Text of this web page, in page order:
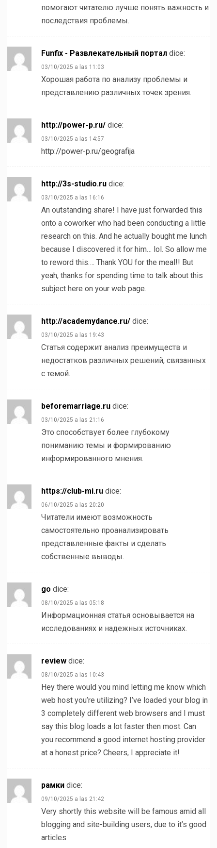
помогают читателю лучше понять важность и
последствия проблемы.
Funfix - Развлекательный портал dice:
03/10/2025 a las 11:03
Хорошая работа по анализу проблемы и
представлению различных точек зрения.
http://power-p.ru/ dice:
03/10/2025 a las 14:57
http://power-p.ru/geografija
http://3s-studio.ru dice:
03/10/2025 a las 16:16
An outstanding share! I have just forwarded this
onto a coworker who had been conducting a little
research on this. And he actually bought me lunch
because I discovered it for him… lol. So allow me
to reword this…. Thank YOU for the meal!! But
yeah, thanks for spending time to talk about this
subject here on your web page.
http://academydance.ru/ dice:
03/10/2025 a las 19:43
Статья содержит анализ преимуществ и
недостатков различных решений, связанных
с темой.
beforemarriage.ru dice:
03/10/2025 a las 21:16
Это способствует более глубокому
пониманию темы и формированию
информированного мнения.
https://club-mi.ru dice:
06/10/2025 a las 20:20
Читатели имеют возможность
самостоятельно проанализировать
представленные факты и сделать
собственные выводы.
go dice:
08/10/2025 a las 05:18
Информационная статья основывается на
исследованиях и надежных источниках.
review dice:
08/10/2025 a las 10:43
Hey there would you mind letting me know which
web host you’re utilizing? I’ve loaded your blog in
3 completely different web browsers and I must
say this blog loads a lot faster then most. Can
you recommend a good internet hosting provider
at a honest price? Cheers, I appreciate it!
рамки dice:
09/10/2025 a las 21:42
Very shortly this website will be famous amid all
blogging and site-building users, due to it’s good
articles